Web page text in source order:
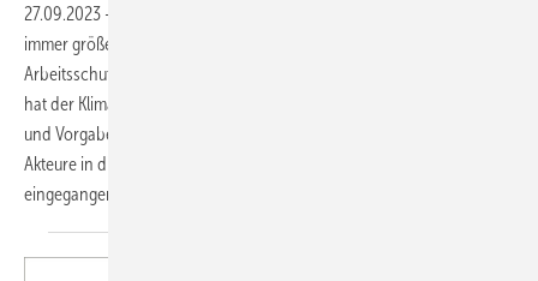
27.09.2023 -
immer größere Auswirkungen auf die Arbeits­welt. Aus Sicht des
Arbeitsschutzes stellen sich verschiedene Fragen: Welche Auswirkung
hat der Klima­wandel konkret? Gibt es schon rechtliche Regelungen
und Vorgaben für den Arbeitsschutz? Wer sind die verschiedenen
Akteure in diesem Kontext? Nachfolgend wird darauf näher
eingegangen. Kersten